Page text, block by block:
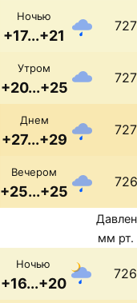
Ночью
+17...+21
727
Утром
+20...+25
727
Днем
+27...+29
727
Вечером
+25...+25
726
мм рт.
Ночью
+16...+20
726